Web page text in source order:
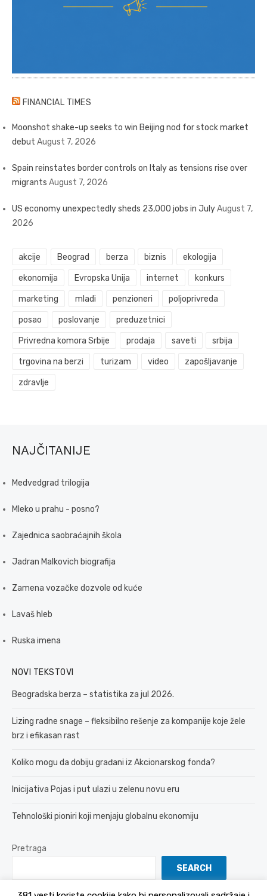
FINANCIAL TIMES
Moonshot shake-up seeks to win Beijing nod for stock market
debut August 7, 2026
Spain reinstates border controls on Italy as tensions rise over
migrants August 7, 2026
US economy unexpectedly sheds 23,000 jobs in JulyAugust 7,
2026
akcije Beograd berza biznis ekologija
ekonomija Evropska Unija internet konkurs
marketing mladi penzioneri poljoprivreda
posao poslovanje preduzetnici
Privredna komora Srbije prodaja saveti srbija
trgovina na berzi turizam video zapošljavanje
zdravlje
NAJČITANIJE
Medvedgrad trilogija
Mleko u prahu - posno?
Zajednica saobraćajnih škola
Jadran Malkovich biografija
Zamena vozačke dozvole od kuće
Lavaš hleb
Ruska imena
NOVI TEKSTOVI
Beogradska berza – statistika za jul 2026.
Lizing radne snage – fleksibilno rešenje za kompanije koje žele
brz i efikasan rast
Koliko mogu da dobiju građani iz Akcionarskog fonda?
Inicijativa Pojas i put ulazi u zelenu novu eru
Tehnološki pioniri koji menjaju globalnu ekonomiju
Pretraga
SEARCH